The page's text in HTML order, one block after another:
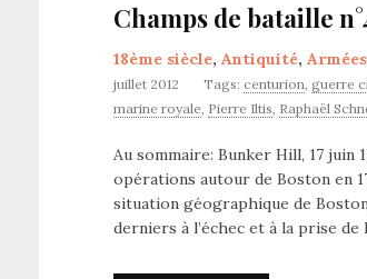
Champs de bataille
18ème siècle, Antiquité, Armées
juillet 2012
Tags: centurion, guerre
marine royale, Pierre Iltis, Raphaël
Au sommaire: Bunker Hill, 17 juin
opérations autour de Boston en
situation géographique de
derniers à l’échec et à la prise